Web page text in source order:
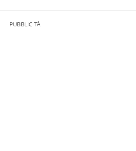
PUBBLICITÀ